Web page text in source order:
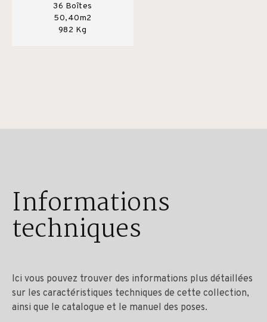
36 Boîtes
50,40m2
982 Kg
Informations
techniques
Ici vous pouvez trouver des informations plus détaillées
sur les caractéristiques techniques de cette collection,
ainsi que le catalogue et le manuel des poses.